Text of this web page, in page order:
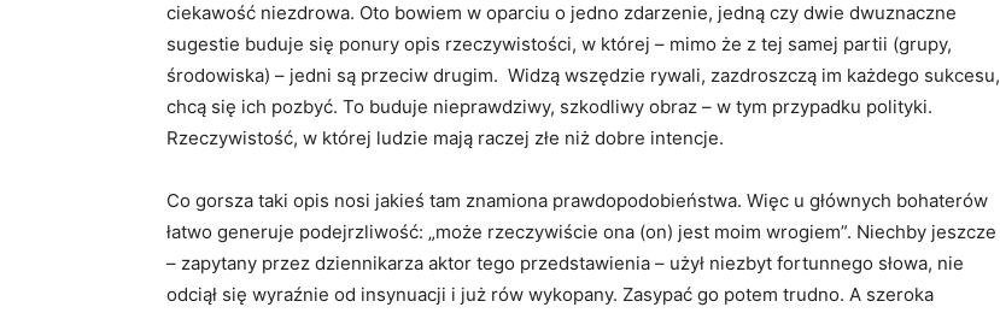
ciekawość niezdrowa. Oto bowiem w oparciu o jedno zdarzenie, jedną czy dwie dwuznaczne
sugestie buduje się ponury opis rzeczywistości, w której – mimo że z tej samej partii (grupy,
środowiska) – jedni są przeciw drugim. Widzą wszędzie rywali, zazdroszczą im każdego sukcesu,
chcą się ich pozbyć. To buduje nieprawdziwy, szkodliwy obraz – w tym przypadku polityki.
Rzeczywistość, w której ludzie mają raczej złe niż dobre intencje.
Co gorsza taki opis nosi jakieś tam znamiona prawdopodobieństwa. Więc u głównych bohaterów
łatwo generuje podejrzliwość: „może rzeczywiście ona (on) jest moim wrogiem”. Niechby jeszcze
– zapytany przez dziennikarza aktor tego przedstawienia – użył niezbyt fortunnego słowa, nie
odciął się wyraźnie od insynuacji i już rów wykopany. Zasypać go potem trudno. A szeroka